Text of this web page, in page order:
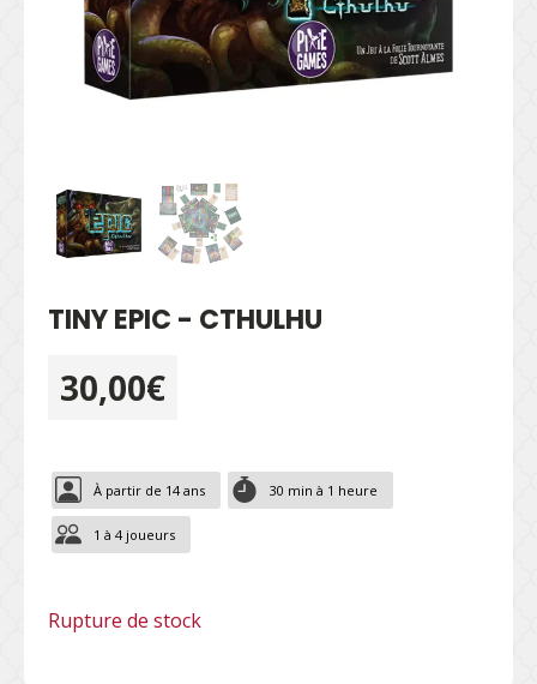
TINY EPIC - CTHULHU
30,00€
À partir de 14 ans 30 min à 1 heure
1 à 4 joueurs
Rupture de stock